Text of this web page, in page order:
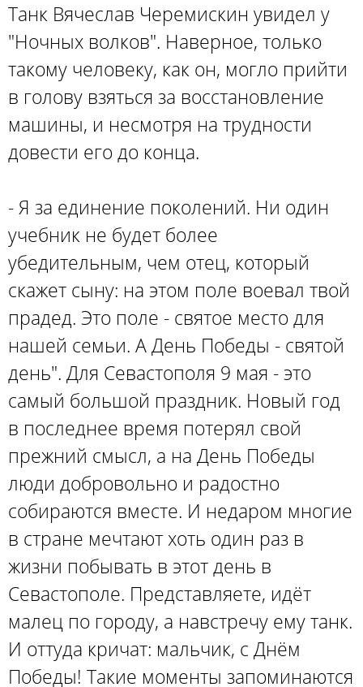
Танк Вячеслав Черемискин увидел у
"Ночных волков". Наверное, только
такому человеку, как он, могло прийти
в голову взяться за восстановление
машины, и несмотря на трудности
довести его до конца.
- Я за единение поколений. Ни один
учебник не будет более
убедительным, чем отец, который
скажет сыну: на этом поле воевал твой
прадед. Это поле - святое место для
нашей семьи. А День Победы - святой
день". Для Севастополя 9 мая - это
самый большой праздник. Новый год
в последнее время потерял свой
прежний смысл, а на День Победы
люди добровольно и радостно
собираются вместе. И недаром многие
в стране мечтают хоть один раз в
жизни побывать в этот день в
Севастополе. Представляете, идёт
малец по городу, а навстречу ему танк.
И оттуда кричат: мальчик, с Днём
Победы! Такие моменты запоминаются